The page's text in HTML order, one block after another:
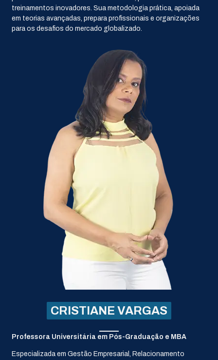
treinamentos inovadores. Sua metodologia prática, apoiada
em teorias avançadas, prepara profissionais e organizações
para os desafios do mercado globalizado.
CRISTIANE VARGAS
Professora Universitária em Pós-Graduação e MBA
Especializada em Gestão Empresarial, Relacionamento